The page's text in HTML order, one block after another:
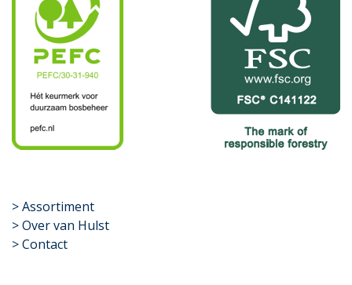
​>Assortiment
> Over van Hulst
> Contact